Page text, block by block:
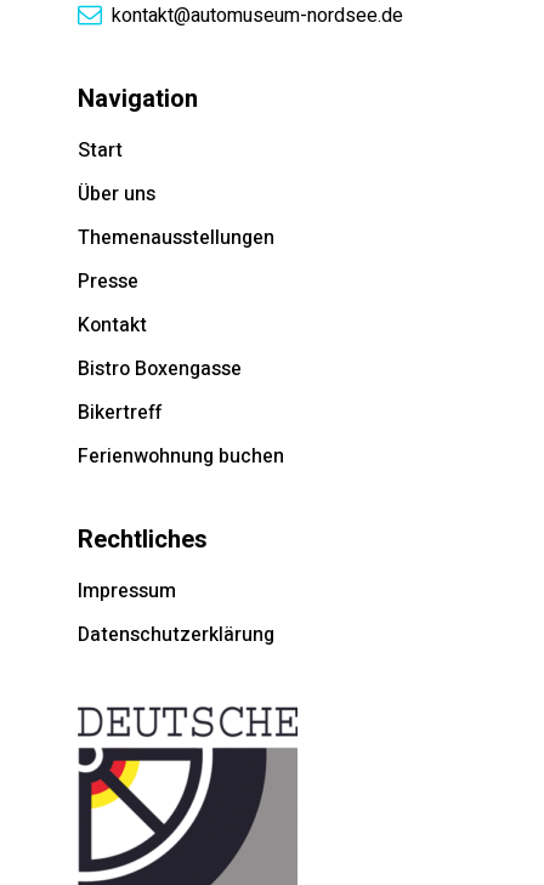
kontakt@automuseum-nordsee.de
Navigation
Start
Über uns
Themenausstellungen
Presse
Kontakt
Bistro Boxengasse
Bikertreff
Ferienwohnung buchen
Rechtliches
Impressum
Datenschutzerklärung